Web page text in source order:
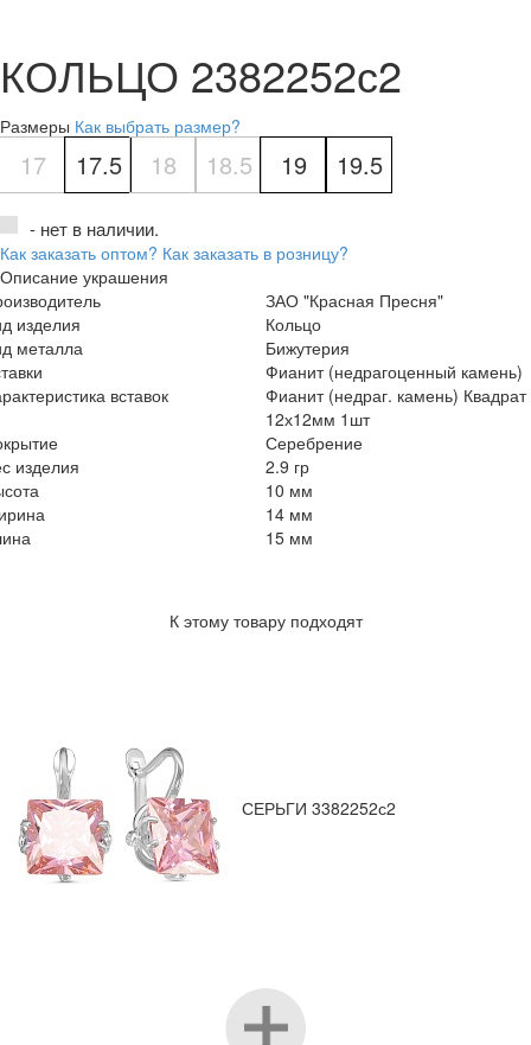
КОЛЬЦО 2382252с2
Размеры Как выбрать размер?
17 17.5 18 18.5 19 19.5
- нет в наличии.
Как заказать оптом? Как заказать в розницу?
Описание украшения
ЗАО "Красная Пресня"
изделия
Кольцо
металла
Бижутерия
Фианит (недрагоценный камень)
вставок
Фианит (недраг. камень) Квадрат
12х12мм 1шт
Серебрение
изделия
2.9 гр
10 мм
14 мм
15 мм
К этому товару подходят
СЕРЬГИ 3382252с2